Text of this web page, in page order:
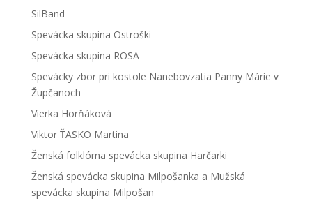
SilBand
Spevácka skupina Ostroški
Spevácka skupina ROSA
Spevácky zbor pri kostole Nanebovzatia Panny Márie v
Župčanoch
Vierka Horňáková
Viktor ŤASKO Martina
Ženská folklórna spevácka skupina Harčarki
Ženská spevácka skupina Milpošanka a Mužská
spevácka skupina Milpošan